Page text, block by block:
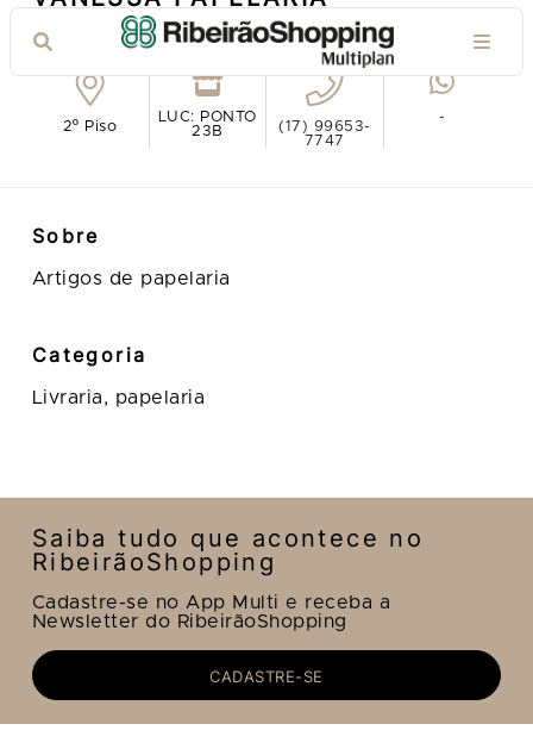
Ver no mapa
2º Piso
LUC: PONTO
23B
(17) 99653-
7747
-
Sobre
Artigos de papelaria
Categoria
Livraria, papelaria
Saiba tudo que acontece no
RibeirãoShopping
Cadastre-se no App Multi e receba a
Newsletter do RibeirãoShopping
CADASTRE-SE